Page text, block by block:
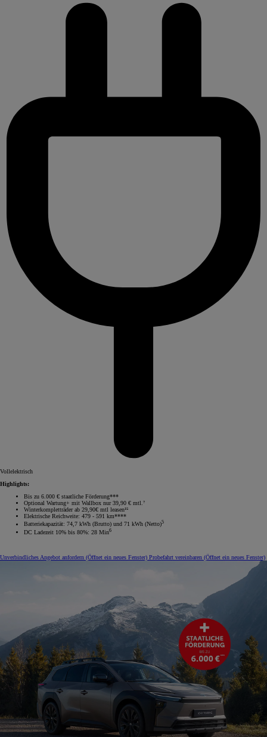
Vollelektrisch
Highlights:
Bis zu 6.000 € staatliche Förderung***
Optional Wartung+ mit Wallbox nur 39,90 € mtl.⁷
Winterkompletträder ab 29,90€ mtl leasen¹⁵
Elektrische Reichweite: 479 - 591 km****
Batteriekapazität: 74,7 kWh (Brutto) und 71 kWh (Netto)5
DC Ladezeit 10% bis 80%: 28 Min6
Unverbindliches Angebot anfordern (Öffnet ein neues Fenster) Probefahrt vereinbaren (Öffnet ein neues Fenster)